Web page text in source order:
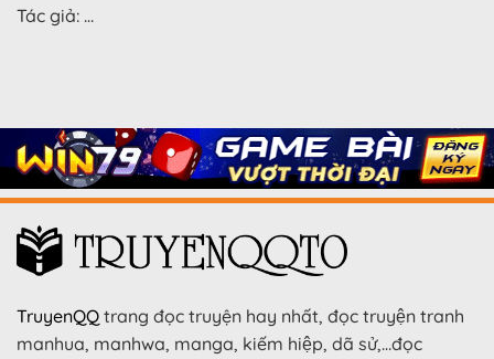
Tác giả: …
TruyenQQ trang đọc truyện hay nhất, đọc truyện tranh
manhua, manhwa, manga, kiếm hiệp, dã sử,…đọc